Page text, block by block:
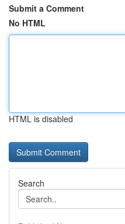
Submit a Comment
No HTML
HTML is disabled
Search